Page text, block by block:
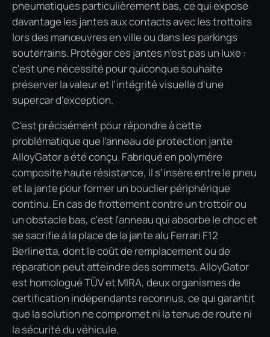
pneumatiques particulièrement bas, ce qui expose
davantage les jantes aux contacts avec les trottoirs
lors des manœuvres en ville ou dans les parkings
souterrains. Protéger ces jantes n'est pas un luxe :
c'est une nécessité pour quiconque souhaite
préserver la valeur et l'intégrité visuelle d'une
supercar d'exception.
C'est précisément pour répondre à cette
problématique que l'anneau de protection jante
AlloyGator a été conçu. Fabriqué en polymère
composite haute résistance, il s'insère entre le pneu
et la jante pour former un bouclier périphérique
continu. En cas de frottement contre un trottoir ou
un obstacle bas, c'est l'anneau qui absorbe le choc et
se sacrifie à la place de la jante alu Ferrari F12
Berlinetta, dont le coût de remplacement ou de
réparation peut atteindre des sommets. AlloyGator
est homologué TÜV et MIRA, deux organismes de
certification indépendants reconnus, ce qui garantit
que la solution ne compromet ni la tenue de route ni
la sécurité du véhicule.